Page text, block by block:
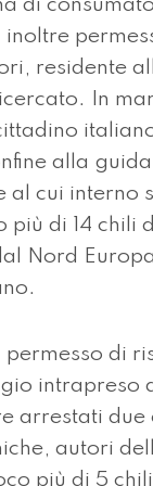
di
inoltre
residente
In
alla
al cui interno
più di 14 chili
Nord
permesso di
intrapreso
arrestati due
autori
più di 5